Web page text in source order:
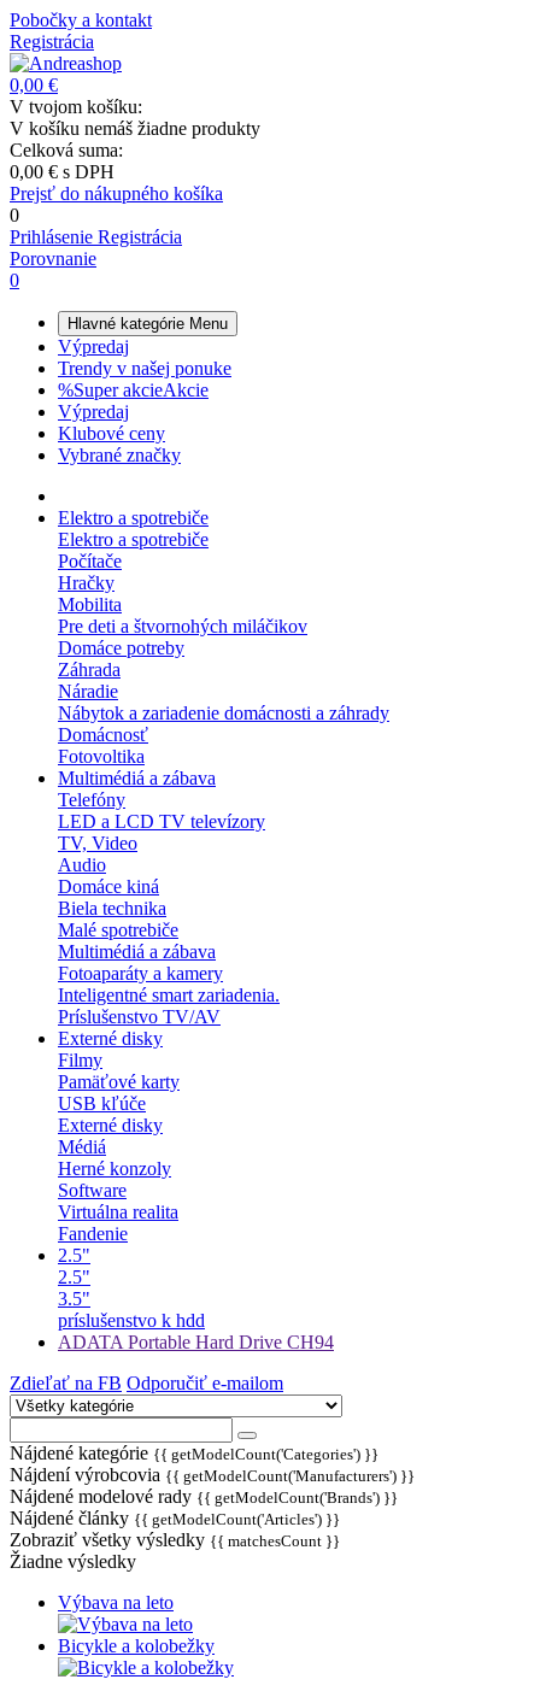
Pobočky a kontakt
Registrácia
0,00 €
V tvojom košíku:
V košíku nemáš žiadne produkty
Celková suma:
0,00 € s DPH
Prejsť do nákupného košíka
0
Prihlásenie Registrácia
Porovnanie
0
Hlavné kategórie Menu
Výpredaj
Trendy v našej ponuke
%Super akcieAkcie
Výpredaj
Klubové ceny
Vybrané značky
Elektro a spotrebiče
Elektro a spotrebiče
Počítače
Hračky
Mobilita
Pre deti a štvornohých miláčikov
Domáce potreby
Záhrada
Náradie
Nábytok a zariadenie domácnosti a záhrady
Domácnosť
Fotovoltika
Multimédiá a zábava
Telefóny
LED a LCD TV televízory
TV, Video
Audio
Domáce kiná
Biela technika
Malé spotrebiče
Multimédiá a zábava
Fotoaparáty a kamery
Inteligentné smart zariadenia.
Príslušenstvo TV/AV
Externé disky
Filmy
Pamäťové karty
USB kľúče
Externé disky
Médiá
Herné konzoly
Software
Virtuálna realita
Fandenie
2.5"
2.5"
3.5"
príslušenstvo k hdd
ADATA Portable Hard Drive CH94
Zdieľať na FB Odporučiť e-mailom
Nájdené kategórie {{ getModelCount('Categories') }}
Nájdení výrobcovia {{ getModelCount('Manufacturers') }}
Nájdené modelové rady {{ getModelCount('Brands') }}
Nájdené články {{ getModelCount('Articles') }}
Zobraziť všetky výsledky {{ matchesCount }}
Žiadne výsledky
Výbava na leto
Bicykle a kolobežky